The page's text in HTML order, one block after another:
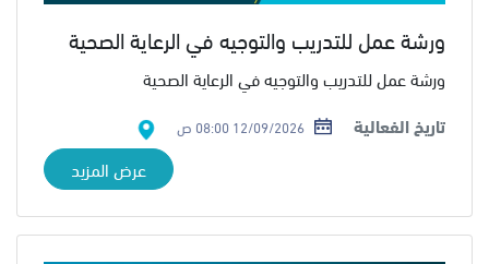
ورشة عمل للتدريب والتوجيه في الرعاية الصحية
ورشة عمل للتدريب والتوجيه في الرعاية الصحية
تاريخ الفعالية
12/09/2026 08:00 ص
عرض المزيد